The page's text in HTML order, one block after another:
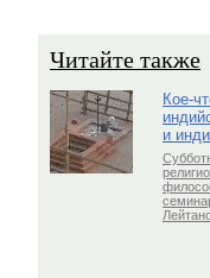
Читайте также
Кое-
и